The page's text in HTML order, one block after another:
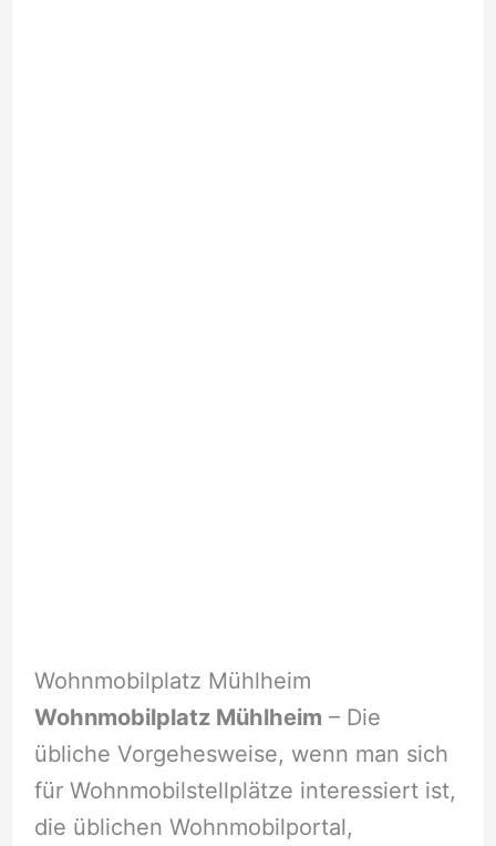
Wohnmobilplatz Mühlheim
Wohnmobilplatz Mühlheim – Die
übliche Vorgehesweise, wenn man sich
für Wohnmobilstellplätze interessiert ist,
die üblichen Wohnmobilportal,